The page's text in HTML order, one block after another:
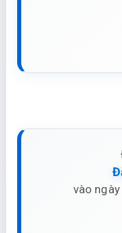
vào